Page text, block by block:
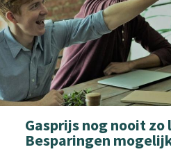
Gasprijs nog nooit zo
Besparingen